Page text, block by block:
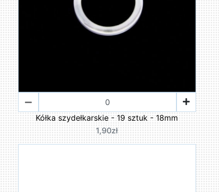
Kółka szydełkarskie - 19 sztuk - 18mm
1,90zł